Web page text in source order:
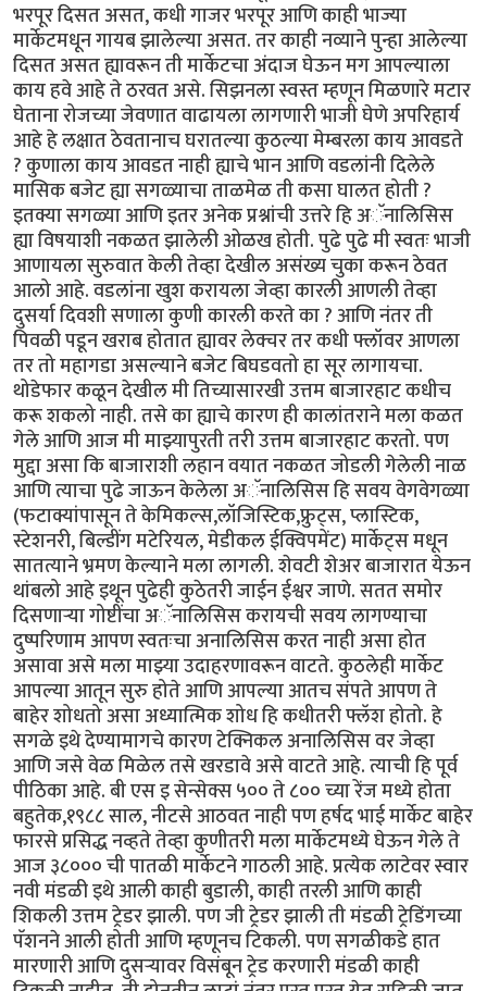
भरपूर दिसत असत, कधी गाजर भरपूर आणि काही भाज्या
मार्केटमधून गायब झालेल्या असत. तर काही नव्याने पुन्हा आलेल्या
दिसत असत ह्यावरून ती मार्केटचा अंदाज घेऊन मग आपल्याला
काय हवे आहे ते ठरवत असे. सिझनला स्वस्त म्हणून मिळणारे मटार
घेताना रोजच्या जेवणात वाढायला लागणारी भाजी घेणे अपरिहार्य
आहे हे लक्षात ठेवतानाच घरातल्या कुठल्या मेम्बरला काय आवडते
? कुणाला काय आवडत नाही ह्याचे भान आणि वडलांनी दिलेले
मासिक बजेट ह्या सगळ्याचा ताळमेळ ती कसा घालत होती ?
इतक्या सगळ्या आणि इतर अनेक प्रश्नांची उत्तरे हि अॅनालिसिस
ह्या विषयाशी नकळत झालेली ओळख होती. पुढे पुढे मी स्वतः भाजी
आणायला सुरुवात केली तेव्हा देखील असंख्य चुका करून ठेवत
आलो आहे. वडलांना खुश करायला जेव्हा कारली आणली तेव्हा
दुसर्या दिवशी सणाला कुणी कारली करते का ? आणि नंतर ती
पिवळी पडून खराब होतात ह्यावर लेक्चर तर कधी फ्लॉवर आणला
तर तो महागडा असल्याने बजेट बिघडवतो हा सूर लागायचा.
थोडेफार कळून देखील मी तिच्यासारखी उत्तम बाजारहाट कधीच
करू शकलो नाही. तसे का ह्याचे कारण ही कालांतराने मला कळत
गेले आणि आज मी माझ्यापुरती तरी उत्तम बाजारहाट करतो. पण
मुद्दा असा कि बाजाराशी लहान वयात नकळत जोडली गेलेली नाळ
आणि त्याचा पुढे जाऊन केलेला अॅनालिसिस हि सवय वेगवेगळ्या
(फटाक्यांपासून ते केमिकल्स,लॉजिस्टिक,फ्रुट्स, प्लास्टिक,
स्टेशनरी, बिल्डींग मटेरियल, मेडीकल ईक्विपमेंट) मार्केट्स मधून
सातत्याने भ्रमण केल्याने मला लागली. शेवटी शेअर बाजारात येऊन
थांबलो आहे इथून पुढेही कुठेतरी जाईन ईश्वर जाणे. सतत समोर
दिसणाऱ्या गोष्टींचा अॅनालिसिस करायची सवय लागण्याचा
दुष्परिणाम आपण स्वतःचा अनालिसिस करत नाही असा होत
असावा असे मला माझ्या उदाहरणावरून वाटते. कुठलेही मार्केट
आपल्या आतून सुरु होते आणि आपल्या आतच संपते आपण ते
बाहेर शोधतो असा अध्यात्मिक शोध हि कधीतरी फ्लॅश होतो. हे
सगळे इथे देण्यामागचे कारण टेक्निकल अनालिसिस वर जेव्हा
आणि जसे वेळ मिळेल तसे खरडावे असे वाटते आहे. त्याची हि पूर्व
पीठिका आहे. बी एस इ सेन्सेक्स ५०० ते ८०० च्या रेंज मध्ये होता
बहुतेक,१९८८ साल, नीटसे आठवत नाही पण हर्षद भाई मार्केट बाहेर
फारसे प्रसिद्ध नव्हते तेव्हा कुणीतरी मला मार्केटमध्ये घेऊन गेले ते
आज ३८००० ची पातळी मार्केटने गाठली आहे. प्रत्येक लाटेवर स्वार
नवी मंडळी इथे आली काही बुडाली, काही तरली आणि काही
शिकली उत्तम ट्रेडर झाली. पण जी ट्रेडर झाली ती मंडळी ट्रेडिंगच्या
पॅशनने आली होती आणि म्हणूनच टिकली. पण सगळीकडे हात
मारणारी आणि दुसऱ्यावर विसंबून ट्रेड करणारी मंडळी काही